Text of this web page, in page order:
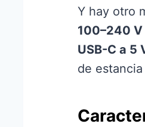
Y hay otro
100–240 V
USB-C a 5
de